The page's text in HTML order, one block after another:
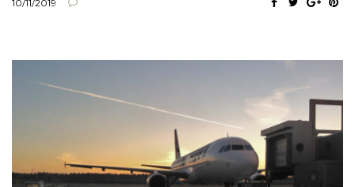
10/11/2019